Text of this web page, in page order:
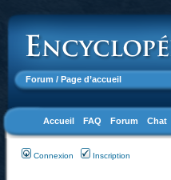
Forum / Page d’accueil
Accueil FAQ Forum Chat
Connexion Inscription